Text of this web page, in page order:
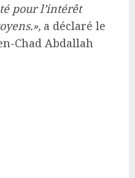
pour l’intérêt
a déclaré le
Chad Abdallah